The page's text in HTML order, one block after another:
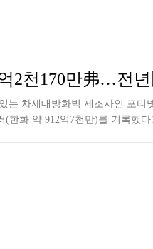
2천170만弗…전년
는 차세대방화벽 제조사인 포티
(한화 약 912억7천만)를 기록했